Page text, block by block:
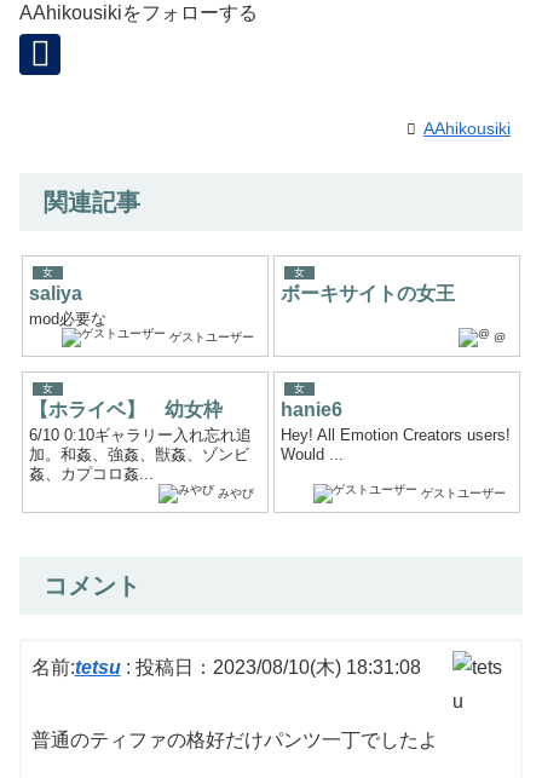
AAhikousikiをフォローする
AAhikousiki
関連記事
女
saliya
mod必要な
ゲストユーザー
女
ボーキサイトの女王
@
女
【ホライベ】 幼女枠
6/10 0:10ギャラリー入れ忘れ追
加。和姦、強姦、獣姦、ゾンビ
姦、カプコロ姦...
みやび
女
hanie6
Hey! All Emotion Creators users!
Would ...
ゲストユーザー
コメント
名前:tetsu: 投稿日：2023/08/10(木) 18:31:08
普通のティファの格好だけパンツ一丁でしたよ